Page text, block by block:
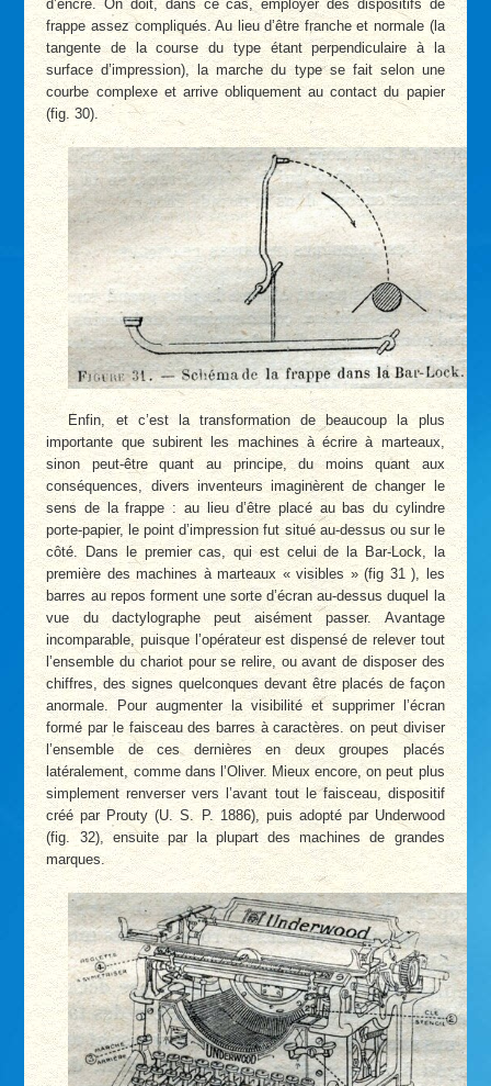
d’encre. On doit, dans ce cas, employer des dispositifs de
frappe assez compliqués. Au lieu d’être franche et normale (la
tangente de la course du type étant perpendiculaire à la
surface d’impression), la marche du type se fait selon une
courbe complexe et arrive obliquement au contact du papier
(fig. 30).
Enfin, et c’est la transformation de beaucoup la plus
importante que subirent les machines à écrire à marteaux,
sinon peut-être quant au principe, du moins quant aux
conséquences, divers inventeurs imaginèrent de changer le
sens de la frappe : au lieu d’être placé au bas du cylindre
porte-papier, le point d’impression fut situé au-dessus ou sur le
côté. Dans le premier cas, qui est celui de la Bar-Lock, la
première des machines à marteaux « visibles » (fig 31 ), les
barres au repos forment une sorte d’écran au-dessus duquel la
vue du dactylographe peut aisément passer. Avantage
incomparable, puisque l’opérateur est dispensé de relever tout
l’ensemble du chariot pour se relire, ou avant de disposer des
chiffres, des signes quelconques devant être placés de façon
anormale. Pour augmenter la visibilité et supprimer l’écran
formé par le faisceau des barres à caractères. on peut diviser
l’ensemble de ces dernières en deux groupes placés
latéralement, comme dans l’Oliver. Mieux encore, on peut plus
simplement renverser vers l’avant tout le faisceau, dispositif
créé par Prouty (U. S. P. 1886), puis adopté par Underwood
(fig. 32), ensuite par la plupart des machines de grandes
marques.